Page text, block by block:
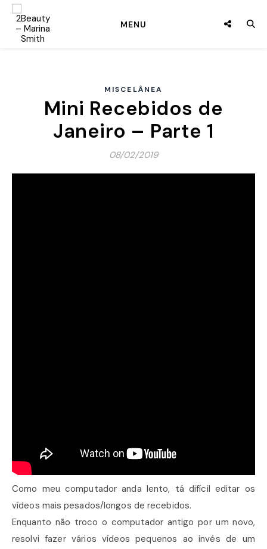
MENU
MISCELÂNEA
Mini Recebidos de
Janeiro – Parte 1
08/02/2019
Como meu computador anda lento, tá difícil editar os
vídeos mais pesados/longos de recebidos.
Enquanto não troco o computador antigo por um novo,
resolvi fazer vários vídeos pequenos ao invés de um